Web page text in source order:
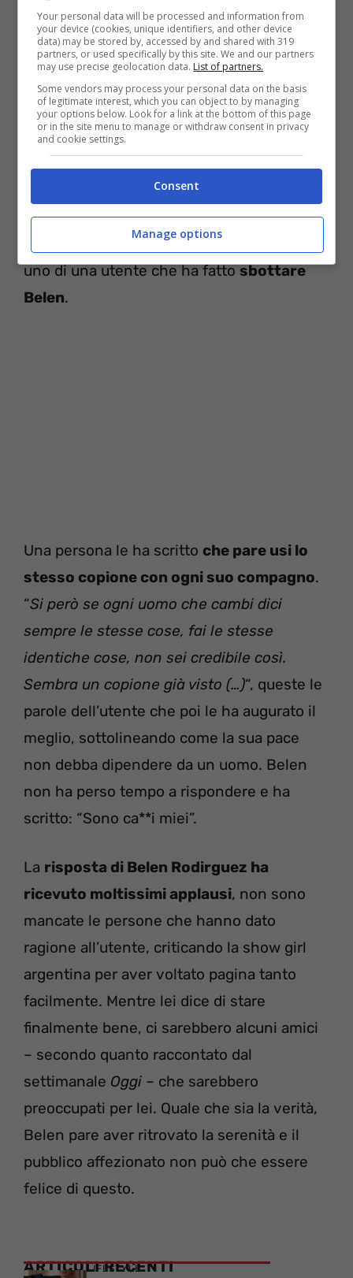
Nel post ha scritto che si sente finalmente
felice, che dopo un momento di letargoha
finalmente ritrovato la serenità.
Ha poi
vedere le cose, lasciando intendere che
adesso sta finalmente bene. Tanti i
commenti alla foto, tra questi ce n’è stato
uno di una utente che ha fattosbottare
Belen.
Una persona le ha scritto che pare usi lo
stesso copione con ogni suo compagno.
“Si però se ogni uomo che cambi dici
sempre le stesse cose, fai le stesse
identiche cose, non sei credibile così.
Sembra un copione già visto (…)“, queste le
parole dell’utente che poi le ha augurato il
meglio, sottolineando come la sua pace
non debba dipendere da un uomo. Belen
non ha perso tempo a rispondere e ha
scritto: “Sono ca**i miei”.
La risposta di Belen Rodirguez ha
ricevuto moltissimi applausi, non sono
mancate le persone che hanno dato
ragione all’utente, criticando la show girl
argentina per aver voltato pagina tanto
facilmente. Mentre lei dice di stare
finalmente bene, ci sarebbero alcuni amici
– secondo quanto raccontato dal
settimanale Oggi – che sarebbero
preoccupati per lei. Quale che sia la verità,
Belen pare aver ritrovato la serenità e il
pubblico affezionato non può che essere
felice di questo.
ARTICOLI RECENTI
LIFESTYLE
Your personal data will be processed and information from
your device (cookies, unique identifiers, and other device
data) may be stored by, accessed by and shared with 319
partners, or used specifically by this site. We and our partners
may use precise geolocation data. List of partners.
Some vendors may process your personal data on the basis
of legitimate interest, which you can object to by managing
your options below. Look for a link at the bottom of this page
or in the site menu to manage or withdraw consent in privacy
and cookie settings.
Consent
Manage options